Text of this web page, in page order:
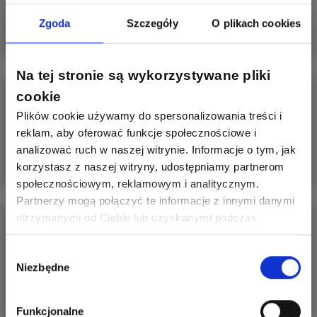
Zgoda Szczegóły O plikach cookies
Na tej stronie są wykorzystywane pliki
cookie
Plików cookie używamy do spersonalizowania treści i
reklam, aby oferować funkcje społecznościowe i
analizować ruch w naszej witrynie. Informacje o tym, jak
korzystasz z naszej witryny, udostępniamy partnerom
społecznościowym, reklamowym i analitycznym.
Partnerzy mogą połączyć te informacje z innymi danymi
otrzymanymi od Ciebie lub uzyskanymi podczas
korzystania z ich usług. Dzięki Twojej zgodzie możemy
preferencji.
zgody
Niezbędne
Funkcjonalne
Czy sztuczna inteligencja może zamieszać?
UE ponoć chce zatrzymać na kilka miesięcy rozwój
sztucznej intelige
Więcej
Nie wymagający programowania sterownik
poziomu wody w zbi
Cześć. Szukam nie wymagającego programowania
sterownika do utrzyman